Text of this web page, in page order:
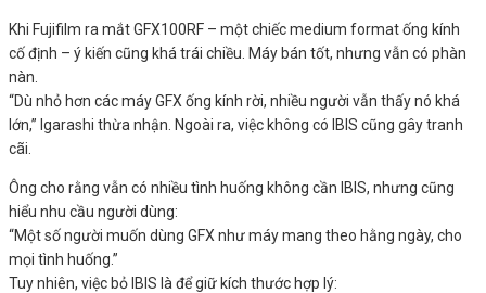
Khi Fujifilm ra mắt GFX100RF – một chiếc medium format ống kính
cố định – ý kiến cũng khá trái chiều. Máy bán tốt, nhưng vẫn có phàn
nàn.
“Dù nhỏ hơn các máy GFX ống kính rời, nhiều người vẫn thấy nó khá
lớn,” Igarashi thừa nhận. Ngoài ra, việc không có IBIS cũng gây tranh
cãi.
Ông cho rằng vẫn có nhiều tình huống không cần IBIS, nhưng cũng
hiểu nhu cầu người dùng:
“Một số người muốn dùng GFX như máy mang theo hằng ngày, cho
mọi tình huống.”
Tuy nhiên, việc bỏ IBIS là để giữ kích thước hợp lý: